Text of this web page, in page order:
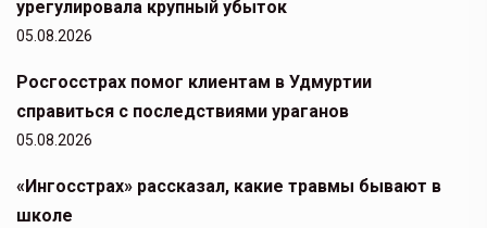
урегулировала крупный убыток
05.08.2026
Росгосстрах помог клиентам в Удмуртии
справиться с последствиями ураганов
05.08.2026
«Ингосстрах» рассказал, какие травмы бывают в
школе